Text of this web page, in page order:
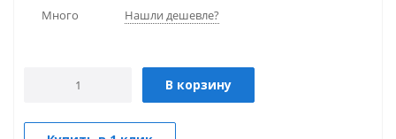
Много Нашли дешевле?
В корзину